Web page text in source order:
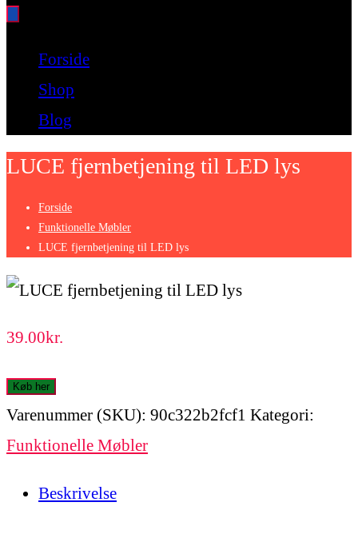
Forside
Shop
Blog
LUCE fjernbetjening til LED lys
Forside
Funktionelle Møbler
LUCE fjernbetjening til LED lys
39.00kr.
Køb her
Varenummer (SKU): 90c322b2fcf1 Kategori:
Funktionelle Møbler
Beskrivelse